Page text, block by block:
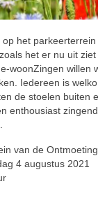
op het parkeerterrein
het er nu uit
woonZingen willen
Iedereen is
de stoelen buiten
enthousiast
van de
4 augustus 2021